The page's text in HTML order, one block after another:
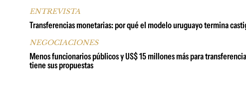
ENTREVISTA
Transferencias monetarias: por qué el modelo uruguayo termina
NEGOCIACIONES
Menos funcionarios públicos y US$ 15 millones más para
tiene sus propuestas